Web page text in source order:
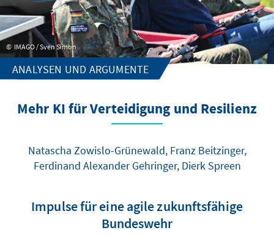
IMAGO / Sven Simon
ANALYSEN UND ARGUMENTE
Mehr KI für Verteidigung und Resilienz
Natascha Zowislo-Grünewald, Franz Beitzinger,
Ferdinand Alexander Gehringer, Dierk Spreen
Impulse für eine agile zukunftsfähige
Bundeswehr